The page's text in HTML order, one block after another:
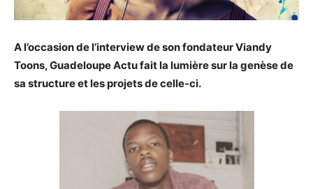
A l’occasion de l’interview de son fondateur Viandy
Toons, Guadeloupe Actu fait la lumière sur la genèse de
sa structure et les projets de celle-ci.